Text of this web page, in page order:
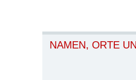
NAMEN, ORTE